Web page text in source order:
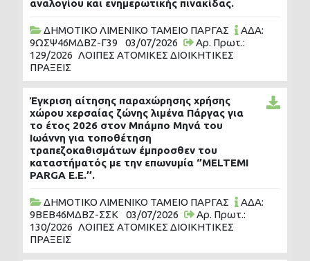
αναλογίου και ενημερωτικής πινακίδας.
ΔΗΜΟΤΙΚΟ ΛΙΜΕΝΙΚΟ ΤΑΜΕΙΟ ΠΑΡΓΑΣ
ΑΔΑ:
9ΩΣΨ46ΜΔΒΖ-Γ39
03/07/2026
Αρ. Πρωτ.:
129/2026 ΛΟΙΠΕΣ ΑΤΟΜΙΚΕΣ ΔΙΟΙΚΗΤΙΚΕΣ
ΠΡΑΞΕΙΣ
Έγκριση αίτησης παραχώρησης χρήσης
χώρου χερσαίας ζώνης λιμένα Πάργας για
το έτος 2026 στον Μπάμπο Μηνά του
Ιωάννη για τοποθέτηση
τραπεζοκαθισμάτων έμπροσθεν του
καταστήματός με την επωνυμία ‘’MELTEMI
PARGA E.E.’’.
ΔΗΜΟΤΙΚΟ ΛΙΜΕΝΙΚΟ ΤΑΜΕΙΟ ΠΑΡΓΑΣ
ΑΔΑ:
9ΒΕΒ46ΜΔΒΖ-ΣΣΚ
03/07/2026
Αρ. Πρωτ.:
130/2026 ΛΟΙΠΕΣ ΑΤΟΜΙΚΕΣ ΔΙΟΙΚΗΤΙΚΕΣ
ΠΡΑΞΕΙΣ